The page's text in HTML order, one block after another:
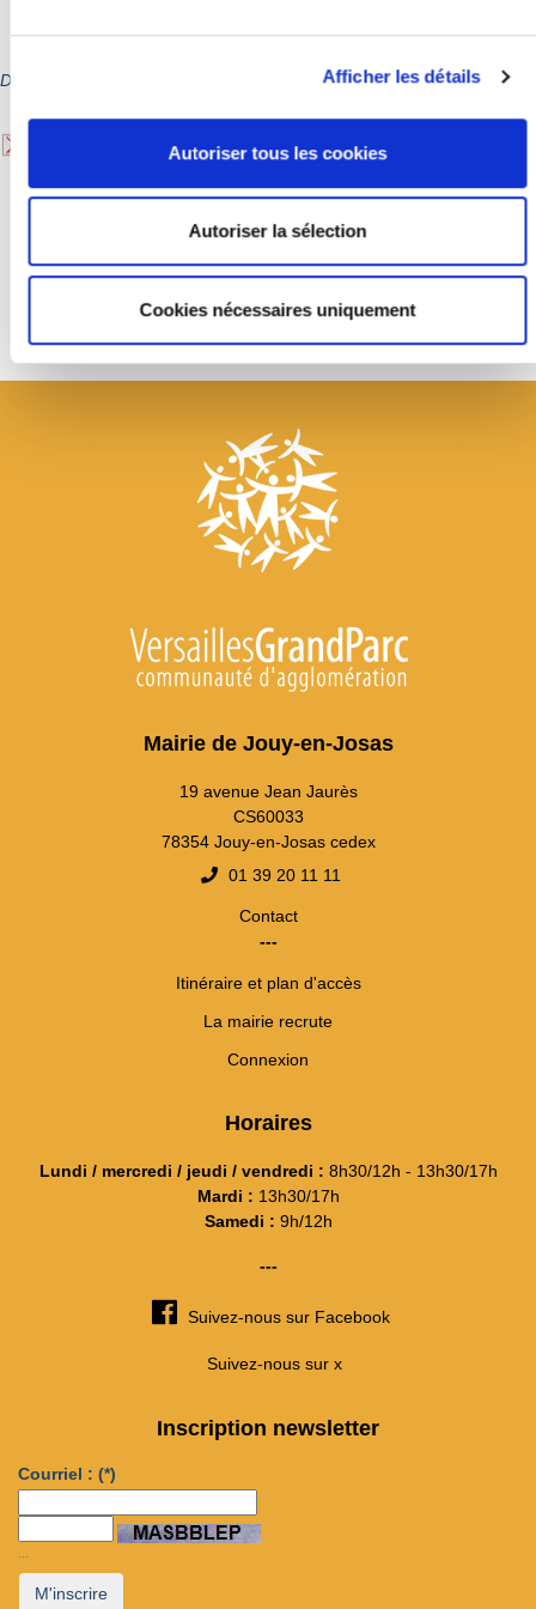
Afficher les détails
Autoriser tous les cookies
Autoriser la sélection
Cookies nécessaires uniquement
Documentation téléchargeable
SEDANO_MUSEEDELATOILEDEJOUY_compressed.pdf
Mairie de Jouy-en-Josas
19 avenue Jean Jaurès
CS60033
78354 Jouy-en-Josas cedex
01 39 20 11 11
Contact
---
Itinéraire et plan d'accès
La mairie recrute
Connexion
Horaires
Lundi / mercredi / jeudi / vendredi : 8h30/12h - 13h30/17h
Mardi : 13h30/17h
Samedi : 9h/12h
---
Suivez-nous sur Facebook
Suivez-nous sur x
Inscription newsletter
Courriel : (*)
M'inscrire